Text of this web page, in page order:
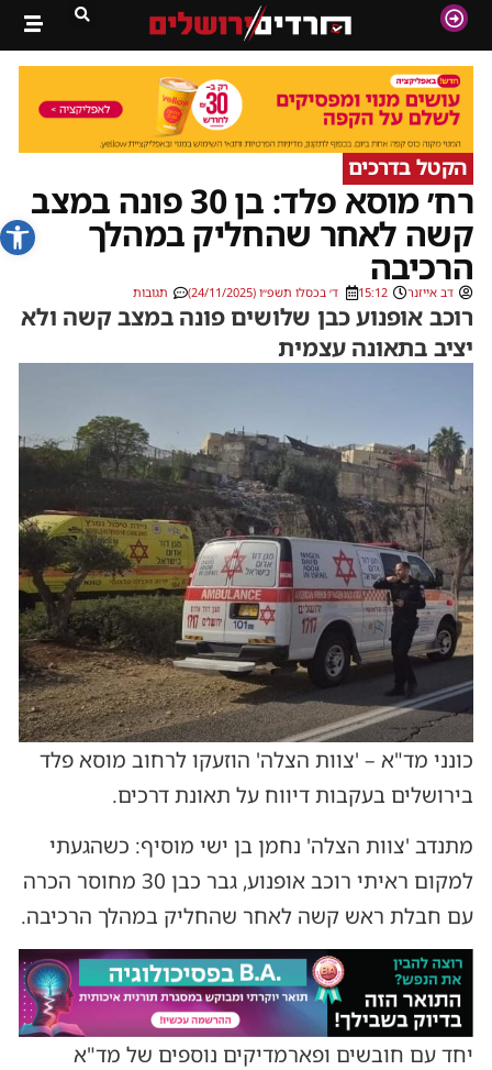
פתח
הקטל בדרכים
רח׳ מוסא פלד: בן 30 פונה במצב
קשה לאחר שהחליק במהלך
הרכיבה
דב אייזנר 15:12 ד׳ בכסלו תשפ״ו (24/11/2025) תגובות
רוכב אופנוע כבן שלושים פונה במצב קשה ולא
יציב בתאונה עצמית
כונני מד"א – 'צוות הצלה' הוזעקו לרחוב מוסא פלד
בירושלים בעקבות דיווח על תאונת דרכים.
מתנדב 'צוות הצלה' נחמן בן ישי מוסיף: כשהגעתי
למקום ראיתי רוכב אופנוע, גבר כבן 30 מחוסר הכרה
עם חבלת ראש קשה לאחר שהחליק במהלך הרכיבה.
יחד עם חובשים ופארמדיקים נוספים של מד"א